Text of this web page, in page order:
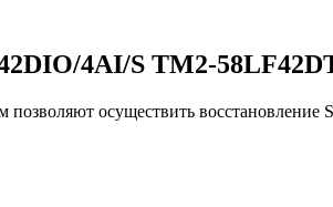
4AI/S TM2-
осуществить